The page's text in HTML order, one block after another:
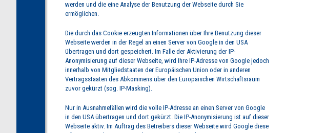
werden und die eine Analyse der Benutzung der Webseite durch Sie
ermöglichen.
Die durch das Cookie erzeugten Informationen über Ihre Benutzung dieser
Webseite werden in der Regel an einen Server von Google in den USA
übertragen und dort gespeichert. Im Falle der Aktivierung der IP-
Anonymisierung auf dieser Webseite, wird Ihre IP-Adresse von Google jedoch
innerhalb von Mitgliedstaaten der Europäischen Union oder in anderen
Vertragsstaaten des Abkommens über den Europäischen Wirtschaftsraum
zuvor gekürzt (sog. IP-Masking).
Nur in Ausnahmefällen wird die volle IP-Adresse an einen Server von Google
in den USA übertragen und dort gekürzt. Die IP-Anonymisierung ist auf dieser
Webseite aktiv. Im Auftrag des Betreibers dieser Webseite wird Google diese